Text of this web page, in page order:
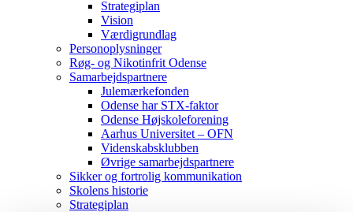
Strategiplan
Vision
Værdigrundlag
Personoplysninger
Røg- og Nikotinfrit Odense
Samarbejdspartnere
Julemærkefonden
Odense har STX-faktor
Odense Højskoleforening
Aarhus Universitet – OFN
Videnskabsklubben
Øvrige samarbejdspartnere
Sikker og fortrolig kommunikation
Skolens historie
Strategiplan